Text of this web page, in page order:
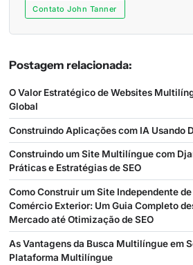
Contato John Tanner
Postagem relacionada:
O Valor Estratégico de Websites
Global
Construindo Aplicações com IA Usando
Construindo um Site Multilíngue com
Práticas e Estratégias de SEO
Como Construir um Site Independente
Comércio Exterior: Um Guia Completo
Mercado até Otimização de SEO
As Vantagens da Busca Multilíngue em
Plataforma Multilíngue